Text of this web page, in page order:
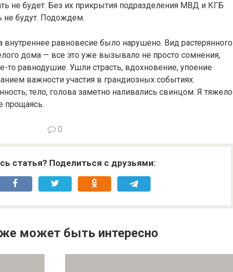
не будет. Без их при­крытия подразделения МВД и КГБ
не будут. Подождем.
внутреннее равновесие было нарушено. Вид растерянного
дома — все это уже вызывало не просто сомнения,
то равнодушие. Ушли страсть, вдох­новение, упоение
важно­сти участия в грандиозных событиях.
тело, голова заметно наливались свинцом. Я тяжело
прощаясь.
0
статья? Поделиться с друзьями:
может быть интересно